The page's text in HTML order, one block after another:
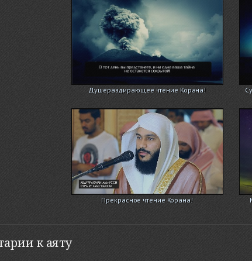
Душераздирающее чтение Корана!
Прекрасное чтение Корана!
к аяту